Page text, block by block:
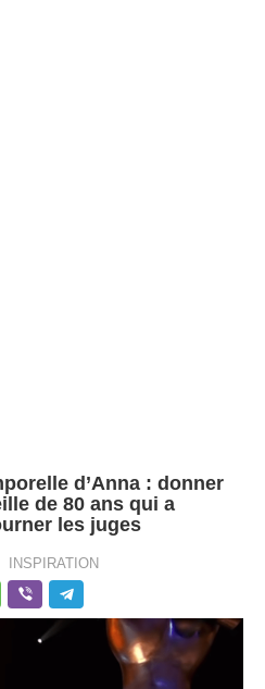
d’Anna : donner
de 80 ans qui a
les juges
INSPIRATION